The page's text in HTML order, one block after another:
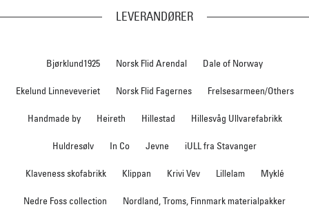
LEVERANDØRER
Bjørklund1925 Norsk Flid Arendal Dale of Norway
Ekelund Linneveveriet Norsk Flid Fagernes Frelsesarmeen/Others
Handmade by Heireth Hillestad Hillesvåg Ullvarefabrikk
Huldresølv In Co Jevne iULL fra Stavanger
Klaveness skofabrikk Klippan Krivi Vev Lillelam Myklé
Nedre Foss collection Nordland, Troms, Finnmark materialpakker